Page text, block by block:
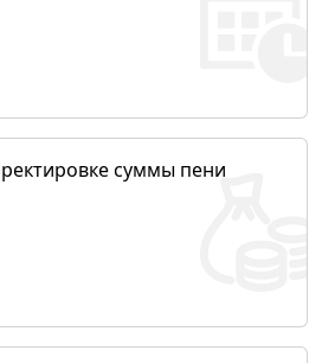
суммы пени